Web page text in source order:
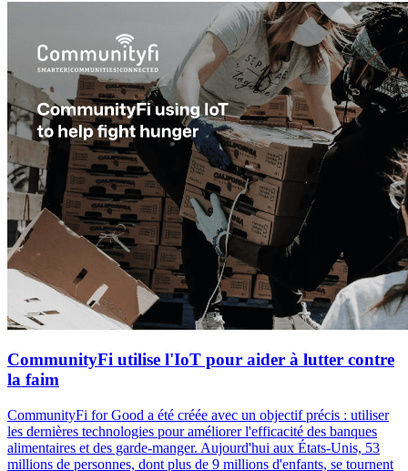
CommunityFi utilise l'IoT pour aider à lutter contre
la faim
CommunityFi for Good a été créée avec un objectif précis : utiliser
les dernières technologies pour améliorer l'efficacité des banques
alimentaires et des garde-manger. Aujourd'hui aux États-Unis, 53
millions de personnes, dont plus de 9 millions d'enfants, se tournent